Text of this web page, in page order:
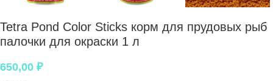
Tetra Pond Color Sticks корм для прудовых рыб
палочки для окраски 1 л
650,00 ₽